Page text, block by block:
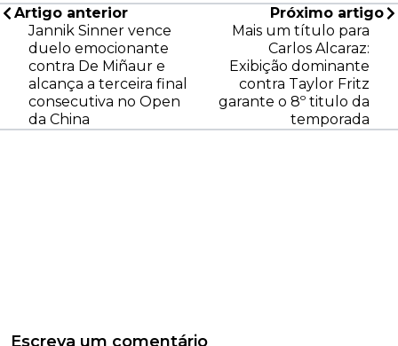
Artigo anterior
Jannik Sinner vence
duelo emocionante
contra De Miñaur e
alcança a terceira final
consecutiva no Open
da China
Próximo artigo
Mais um título para
Carlos Alcaraz:
Exibição dominante
contra Taylor Fritz
garante o 8º titulo da
temporada
Escreva um comentário